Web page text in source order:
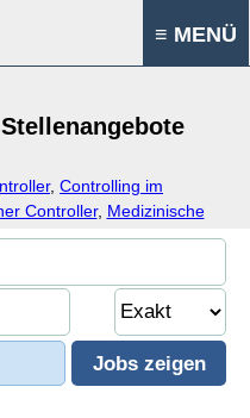
≡ MENÜ
, Controlling im
Controller, Medizinische